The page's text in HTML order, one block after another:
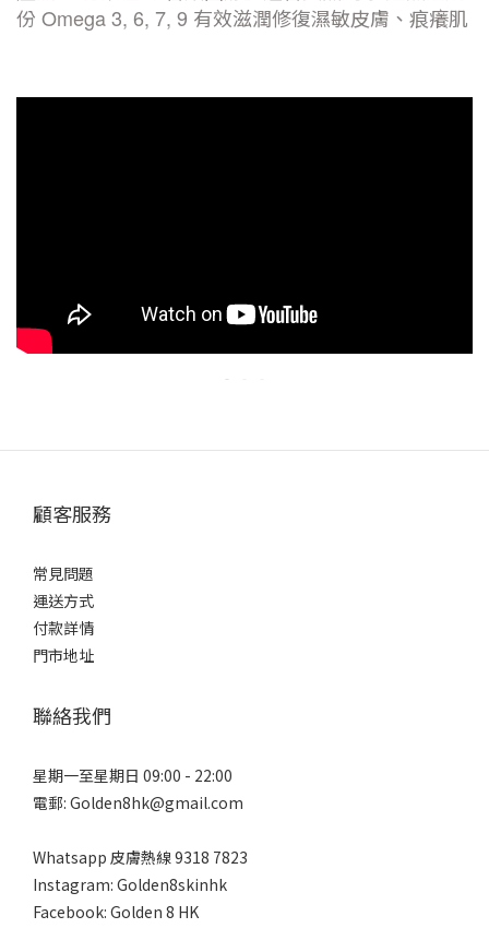
份 Omega 3, 6, 7, 9 有效滋潤修復濕敏皮膚、痕癢肌
顧客服務
常見問題
運送方式
付款詳情
門市地址
聯絡我們
星期一至星期日 09:00 - 22:00
電郵: Golden8hk@gmail.com
Whatsapp 皮膚熱線9318 7823
Instagram: Golden8skinhk
Facebook: Golden 8 HK